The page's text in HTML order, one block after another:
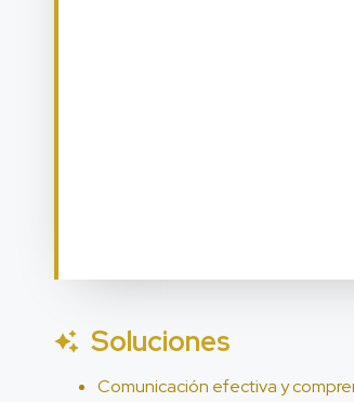
Soluciones
Comunicación efectiva y